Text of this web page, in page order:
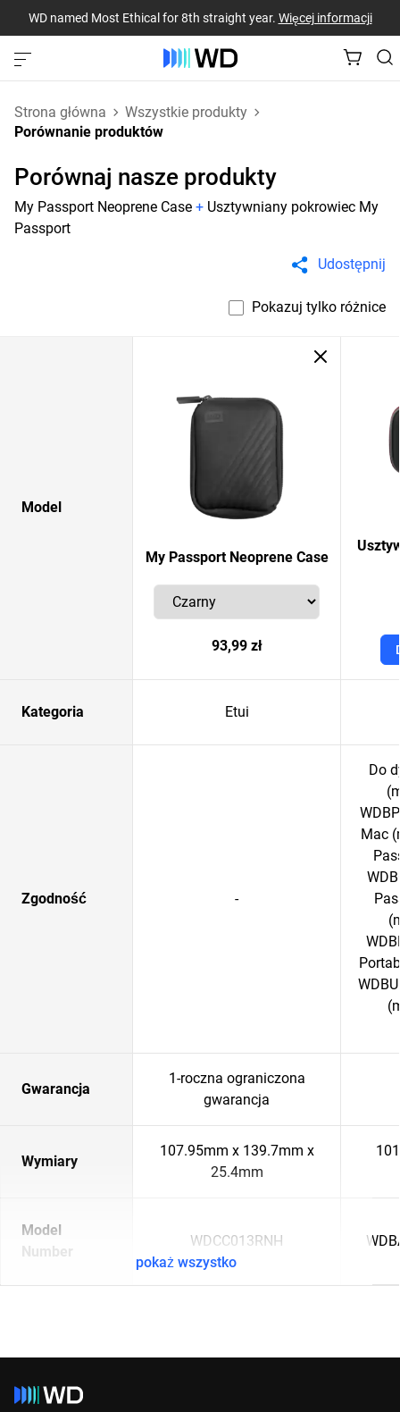
WD named Most Ethical for 8th straight year. Więcej informacji
Strona główna
Wszystkie produkty
Porównanie produktów
Porównaj nasze produkty
My Passport Neoprene Case + Usztywniany pokrowiec My
Passport
Udostępnij
Pokazuj tylko różnice
Model
My Passport Neoprene Case
93,99 zł
Kategoria Etui
Zgodność -
Do
Mac
Gwarancja
1-roczna ograniczona
gwarancja
Wymiary
107.95mm x 139.7mm x
25.4mm
Model
Number
WDCC013RNH
pokaż wszystko